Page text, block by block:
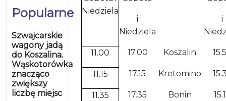
Popularne
Szwajcarskie
wagony jadą
do Koszalina.
Wąskotorówka
znacząco
zwiększy
liczbę miejsc
Niedziela
i
Niedziela
i
11.00 17.00 Koszalin
11.15 17.15 Kretomino
11.35 17.35 Bonin